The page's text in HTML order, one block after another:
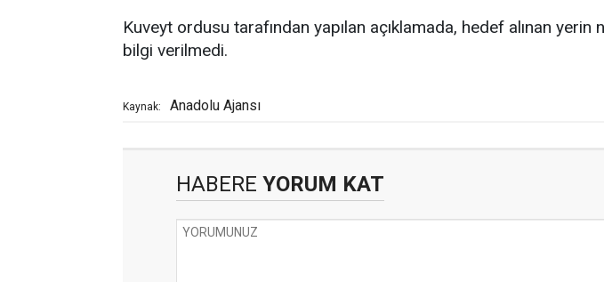
Kuveyt ordusu tarafından yapılan açıklamada, hedef alınan
bilgi verilmedi.
Kaynak: Anadolu Ajansı
HABERE YORUM KAT